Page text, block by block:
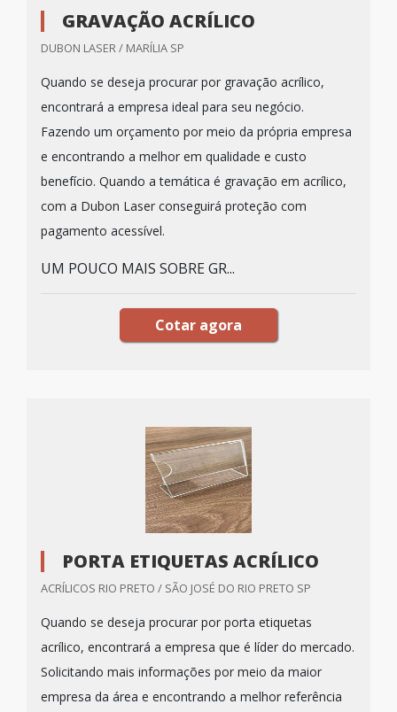
GRAVAÇÃO ACRÍLICO
DUBON LASER / MARÍLIA SP
Quando se deseja procurar por gravação acrílico,
encontrará a empresa ideal para seu negócio.
Fazendo um orçamento por meio da própria empresa
e encontrando a melhor em qualidade e custo
benefício. Quando a temática é gravação em acrílico,
com a Dubon Laser conseguirá proteção com
pagamento acessível.
UM POUCO MAIS SOBRE GR...
Cotar agora
PORTA ETIQUETAS ACRÍLICO
ACRÍLICOS RIO PRETO / SÃO JOSÉ DO RIO PRETO SP
Quando se deseja procurar por porta etiquetas
acrílico, encontrará a empresa que é líder do mercado.
Solicitando mais informações por meio da maior
empresa da área e encontrando a melhor referência